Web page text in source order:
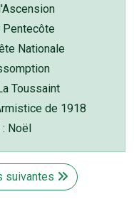
Pentecôte
Nationale
Toussaint
de 1918
: Noël
suivantes